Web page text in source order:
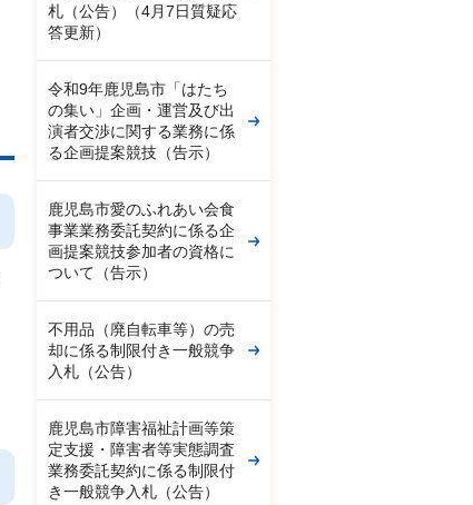
札（公告）（4月7日質疑応
答更新）
令和9年鹿児島市「はたち
の集い」企画・運営及び出
演者交渉に関する業務に係
る企画提案競技（告示）
鹿児島市愛のふれあい会食
事業業務委託契約に係る企
画提案競技参加者の資格に
ついて（告示）
不用品（廃自転車等）の売
却に係る制限付き一般競争
入札（公告）
鹿児島市障害福祉計画等策
定支援・障害者等実態調査
業務委託契約に係る制限付
き一般競争入札（公告）